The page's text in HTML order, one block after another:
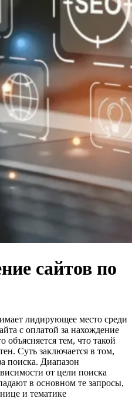
сайтов по
лидирующее место среди
с оплатой за нахождение
тем, что такой
Суть заключается в том,
поиска. Диапазон
от цели поиска
в основном те запросы,
и тематике